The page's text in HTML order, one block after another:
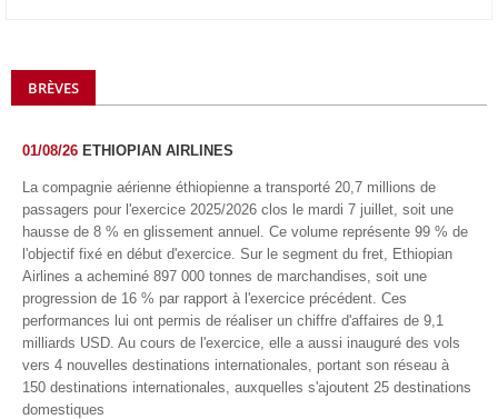
BRÈVES
01/08/26 ETHIOPIAN AIRLINES
La compagnie aérienne éthiopienne a transporté 20,7 millions de
passagers pour l'exercice 2025/2026 clos le mardi 7 juillet, soit une
hausse de 8 % en glissement annuel. Ce volume représente 99 % de
l'objectif fixé en début d'exercice. Sur le segment du fret, Ethiopian
Airlines a acheminé 897 000 tonnes de marchandises, soit une
progression de 16 % par rapport à l'exercice précédent. Ces
performances lui ont permis de réaliser un chiffre d'affaires de 9,1
milliards USD. Au cours de l'exercice, elle a aussi inauguré des vols
vers 4 nouvelles destinations internationales, portant son réseau à
150 destinations internationales, auxquelles s'ajoutent 25 destinations
domestiques